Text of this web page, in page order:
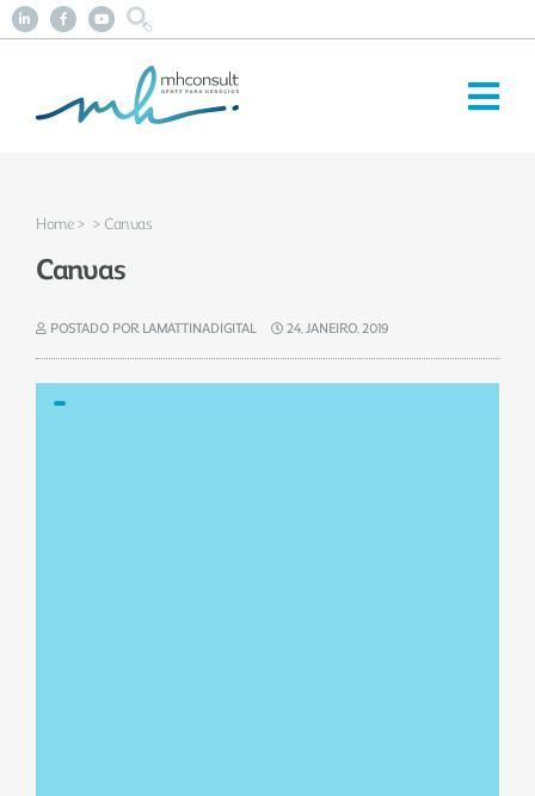
Home> > Canvas
Canvas
POSTADO POR LAMATTINADIGITAL 24, JANEIRO, 2019